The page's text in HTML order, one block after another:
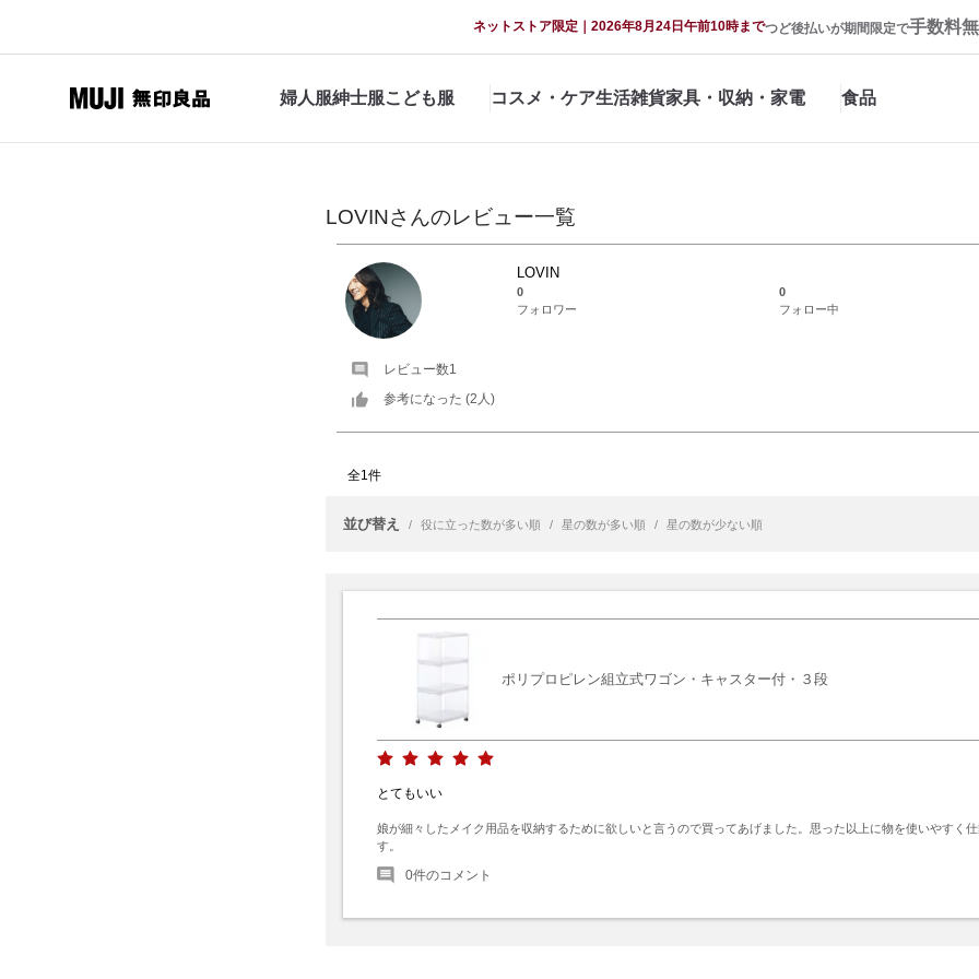
ネットストア限定｜2026年8月24日午前10時までつど後払いが期間限定で手数料
婦人服紳士服こども服 コスメ・ケア生活雑貨家具・収納・家電 食品
LOVINさんのレビュー一覧
LOVIN
0
0
フォロワー
フォロー中
レビュー数1
参考になった (2 人)
全1件
並び替え / 役に立った数が多い順 / 星の数が多い順 / 星の数が少ない順
ポリプロピレン組立式ワゴン・キャスター付・３段
とてもいい
娘が細々したメイク用品を収納するために欲しいと言うので買ってあげました。思った以上に物を使いやすく
す。
0件のコメント